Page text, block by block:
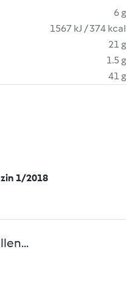
6 g
1567 kJ / 374 kcal
21 g
1.5 g
41 g
1/2018